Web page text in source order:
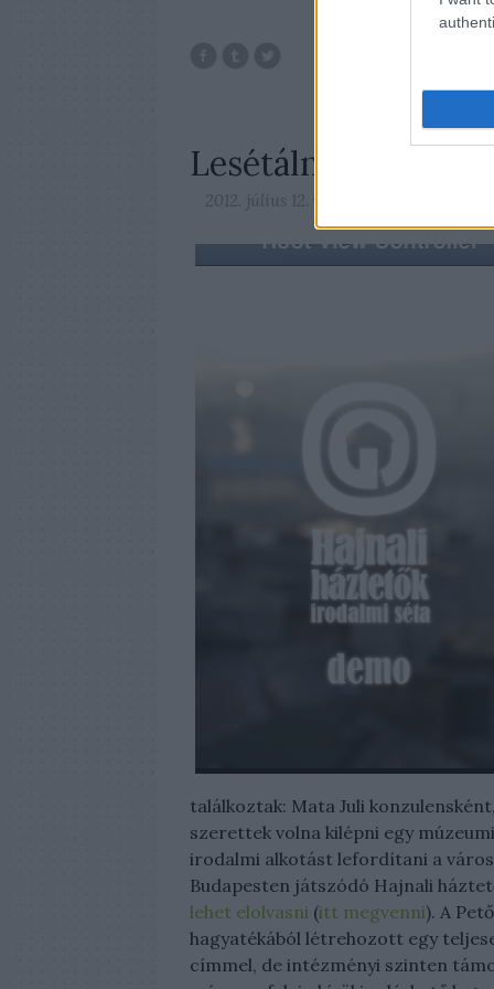
Lesétálni Ottlikot -
2012. július 12. verespalne
találkoztak: Mata Juli
szerettek volna kilépni egy
irodalmi alkotást lefordítani a
Budapesten játszódó Hajnali
lehet elolvasni (itt megvenni). A
hagyatékából létrehozott egy
címmel, de intézményi szinten